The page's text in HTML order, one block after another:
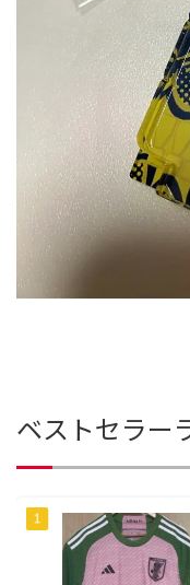
ベストセラー